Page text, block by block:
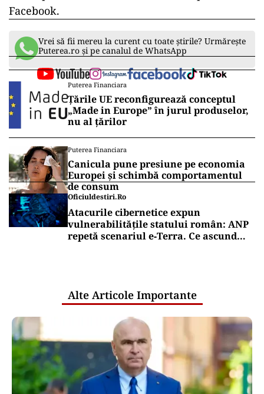
Facebook.
Vrei să fii mereu la curent cu toate știrile? Urmărește
Puterea.ro și pe canalul de WhatsApp
Puterea Financiara
Țările UE reconfigurează conceptul
„Made in Europe” în jurul produselor,
nu al țărilor
Puterea Financiara
Canicula pune presiune pe economia
Europei și schimbă comportamentul
de consum
Oficiuldestiri.ro
Atacurile cibernetice expun
vulnerabilitățile statului român: ANP
repetă scenariul e‑Terra. Ce ascund
Alte Articole Importante